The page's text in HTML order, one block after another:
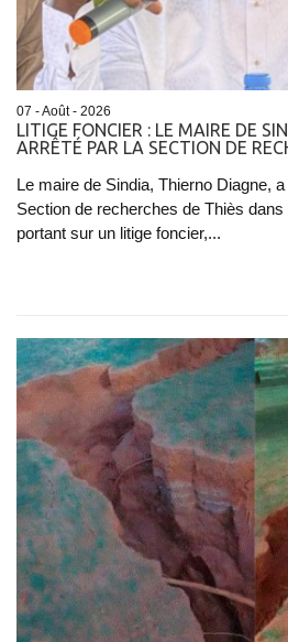
07 - Août - 2026
LITIGE FONCIER : LE MAIRE DE
ARRÊTÉ PAR LA SECTION DE
Le maire de Sindia, Thierno Diagne,
Section de recherches de Thiès
portant sur un litige foncier,...